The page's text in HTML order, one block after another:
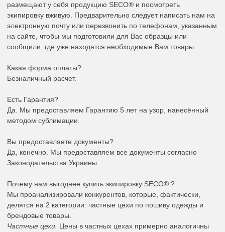
размещают у себя продукцию SECO® и посмотреть
экипировку вживую. Предварительно следует написать нам на
электронную почту или перезвонить по телефонам, указанным
на сайте, чтобы мы подготовили для Вас образцы или
сообщили, где уже находятся необходимые Вам товары.
Какая форма оплаты?
Безналичный расчет.
Есть Гарантия?
Да. Мы предоставляем Гарантию 5 лет на узор, нанесённый
методом сублимации.
Вы предоставляете документы?
Да, конечно. Мы предоставляем все документы согласно
Законодательства Украины.
Почему нам выгоднее купить экипировку SECO® ?
Мы проанализировали конкурентов, которые, фактически,
делятся на 2 категории: частные цехи по пошиву одежды и
брендовые товары.
Частные цехи. Цены в частных цехах примерно аналогичны